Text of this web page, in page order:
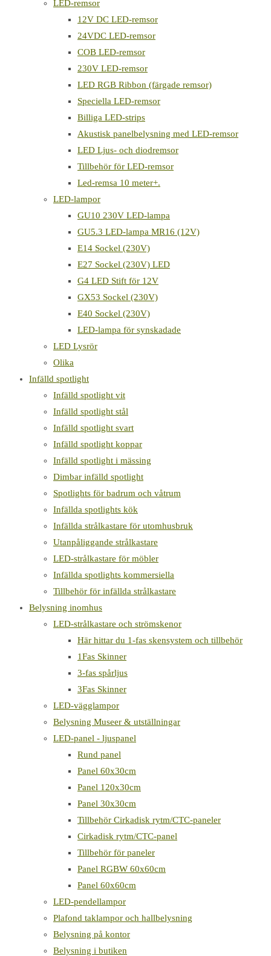
LED-remsor
12V DC LED-remsor
24VDC LED-remsor
COB LED-remsor
230V LED-remsor
LED RGB Ribbon (färgade remsor)
Speciella LED-remsor
Billiga LED-strips
Akustisk panelbelysning med LED-remsor
LED Ljus- och diodremsor
Tillbehör för LED-remsor
Led-remsa 10 meter+.
LED-lampor
GU10 230V LED-lampa
GU5.3 LED-lampa MR16 (12V)
E14 Sockel (230V)
E27 Sockel (230V) LED
G4 LED Stift för 12V
GX53 Sockel (230V)
E40 Sockel (230V)
LED-lampa för synskadade
LED Lysrör
Olika
Infälld spotlight
Infälld spotlight vit
Infälld spotlight stål
Infälld spotlight svart
Infälld spotlight koppar
Infälld spotlight i mässing
Dimbar infälld spotlight
Spotlights för badrum och våtrum
Infällda spotlights kök
Infällda strålkastare för utomhusbruk
Utanpåliggande strålkastare
LED-strålkastare för möbler
Infällda spotlights kommersiella
Tillbehör för infällda strålkastare
Belysning inomhus
LED-strålkastare och strömskenor
Här hittar du 1-fas skensystem och tillbehör
1Fas Skinner
3-fas spårljus
3Fas Skinner
LED-vägglampor
Belysning Museer & utställningar
LED-panel - ljuspanel
Rund panel
Panel 60x30cm
Panel 120x30cm
Panel 30x30cm
Tillbehör Cirkadisk rytm/CTC-paneler
Cirkadisk rytm/CTC-panel
Tillbehör för paneler
Panel RGBW 60x60cm
Panel 60x60cm
LED-pendellampor
Plafond taklampor och hallbelysning
Belysning på kontor
Belysning i butiken